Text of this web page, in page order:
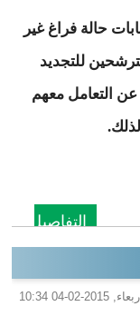
حالة فراغ غير
للتجديد
التعامل معهم
التفاصيل
2015-02-04 10:34